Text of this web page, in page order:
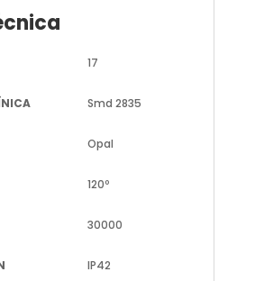
17
Smd 2835
Opal
120º
30000
IP42